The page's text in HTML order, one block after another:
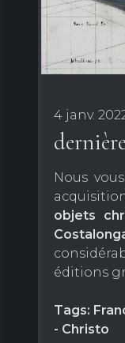
4 janv.
Nous
objets
éditions
Tags:
- Christo